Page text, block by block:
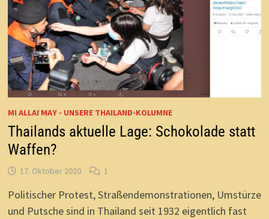
MI ALLAI MAY - UNSERE THAILAND-KOLUMNE
Thailands aktuelle Lage: Schokolade statt
Waffen?
17. Oktober 2020 1
Politischer Protest, Straßendemonstrationen, Umstürze
und Putsche sind in Thailand seit 1932 eigentlich fast